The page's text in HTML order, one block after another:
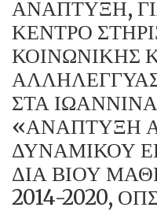
ΑΝΑΠΤΥΞΗ,
ΚΕΝΤΡΟ
ΚΟΙΝΩΝΙΚΗΣ
ΣΤΑ
«ΑΝΑΠΤΥΞΗ
ΔΥΝΑΜΙΚΟΥ
ΔΙΑ ΒΙΟΥ
2014-2020,